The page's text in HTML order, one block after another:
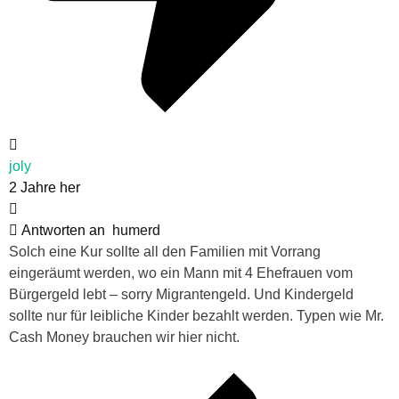
joly
2 Jahre her
Antworten an
humerd
Solch eine Kur sollte all den Familien mit Vorrang
eingeräumt werden, wo ein Mann mit 4 Ehefrauen vom
Bürgergeld lebt – sorry Migrantengeld. Und Kindergeld
sollte nur für leibliche Kinder bezahlt werden. Typen wie Mr.
Cash Money brauchen wir hier nicht.